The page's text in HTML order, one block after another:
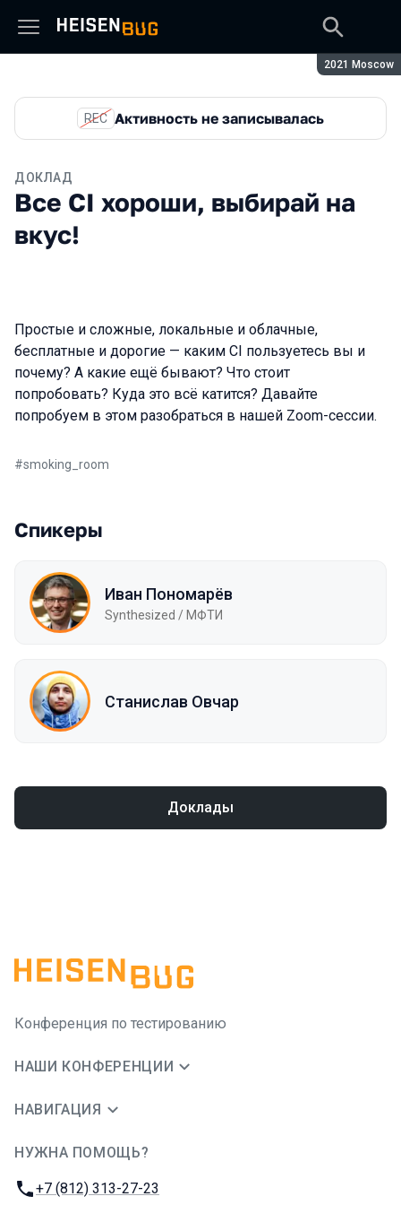
Сезон:
2021 Moscow
REC Активность не записывалась
ДОКЛАД
Все CI хороши, выбирай на
вкус!
Простые и сложные, локальные и облачные,
бесплатные и дорогие — каким CI пользуетесь вы и
почему? А какие ещё бывают? Что стоит
попробовать? Куда это всё катится? Давайте
попробуем в этом разобраться в нашей Zoom-сессии.
#smoking_room
Спикеры
Иван Пономарёв
Synthesized / МФТИ
Станислав Овчар
Доклады
Конференция по тестированию
НАШИ КОНФЕРЕНЦИИ
НАВИГАЦИЯ
НУЖНА ПОМОЩЬ?
Телефон:
+7 (812) 313-27-23